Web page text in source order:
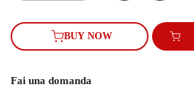
BUY NOW
Fai una domanda